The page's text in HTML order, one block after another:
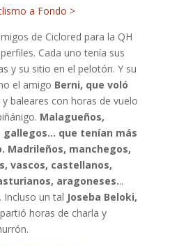
a Fondo >
de Ciclored para la QH
Cada uno tenía sus
y su sitio en el pelotón. Y su
el amigo Berni, que voló
y baleares con horas de vuelo
Malagueños,
gallegos… que tenían más
Madrileños, manchegos,
vascos, castellanos,
aragoneses...
Incluso un tal Joseba Beloki,
horas de charla y